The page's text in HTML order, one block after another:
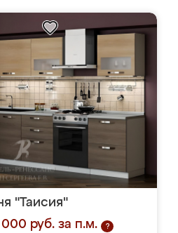
"Таисия"
руб. за п.м.
?